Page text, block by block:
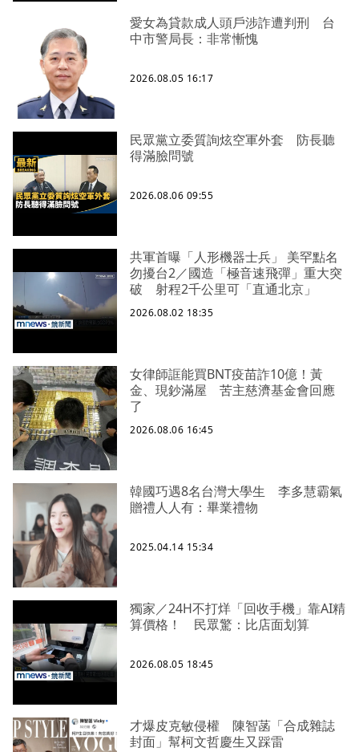
愛女為貸款成人頭戶涉詐遭判刑 台
中市警局長：非常慚愧
2026.08.05 16:17
民眾黨立委質詢炫空軍外套 防長聽
得滿臉問號
2026.08.06 09:55
共軍首曝「人形機器士兵」 美罕點名
勿擾台2／國造「極音速飛彈」重大突
破 射程2千公里可「直通北京」
2026.08.02 18:35
女律師誆能買BNT疫苗詐10億！黃
金、現鈔滿屋 苦主慈濟基金會回應
了
2026.08.06 16:45
韓國巧遇8名台灣大學生 李多慧霸氣
贈禮人人有：畢業禮物
2025.04.14 15:34
獨家／24H不打烊「回收手機」靠AI精
算價格！ 民眾驚：比店面划算
2026.08.05 18:45
才爆皮克敏侵權 陳智菡「合成雜誌
封面」幫柯文哲慶生又踩雷